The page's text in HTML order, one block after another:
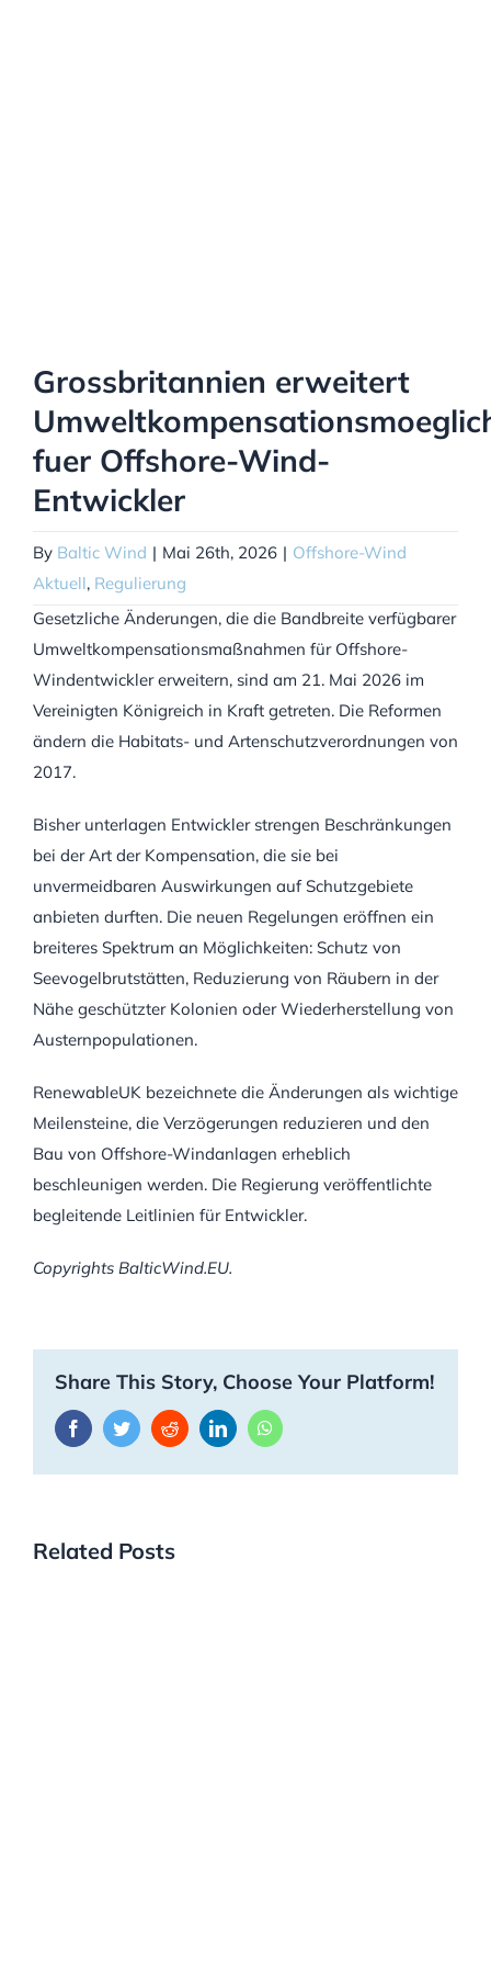
Grossbritannien erweitert
fuer Offshore-Wind-
Entwickler
By Baltic Wind | Mai 26th, 2026 | Offshore-Wind
Aktuell, Regulierung
Gesetzliche Änderungen, die die Bandbreite verfügbarer
Umweltkompensationsmaßnahmen für Offshore-
Windentwickler erweitern, sind am 21. Mai 2026 im
Vereinigten Königreich in Kraft getreten. Die Reformen
ändern die Habitats- und Artenschutzverordnungen von
2017.
Bisher unterlagen Entwickler strengen Beschränkungen
bei der Art der Kompensation, die sie bei
unvermeidbaren Auswirkungen auf Schutzgebiete
anbieten durften. Die neuen Regelungen eröffnen ein
breiteres Spektrum an Möglichkeiten: Schutz von
Seevogelbrutstätten, Reduzierung von Räubern in der
Nähe geschützter Kolonien oder Wiederherstellung von
Austernpopulationen.
RenewableUK bezeichnete die Änderungen als wichtige
Meilensteine, die Verzögerungen reduzieren und den
Bau von Offshore-Windanlagen erheblich
beschleunigen werden. Die Regierung veröffentlichte
begleitende Leitlinien für Entwickler.
Copyrights BalticWind.EU.
Share This Story, Choose Your Platform!
FacebookTwitterRedditLinkedInWhatsApp
Related Posts